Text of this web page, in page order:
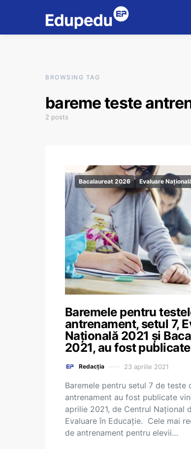
BROWSING TAG
bareme teste
2 posts
Bacalaureat 2026 Evaluare
Baremele pentru
antrenament, setul 7,
Națională 2021 și
2021, au fost publicate
Redacția 23 aprilie 2021
Baremele pentru setul 7 de teste
antrenament au fost publicate
aprilie 2021, de Centrul Național
Evaluare în Educație. Cele mai
de antrenament pentru elevii…